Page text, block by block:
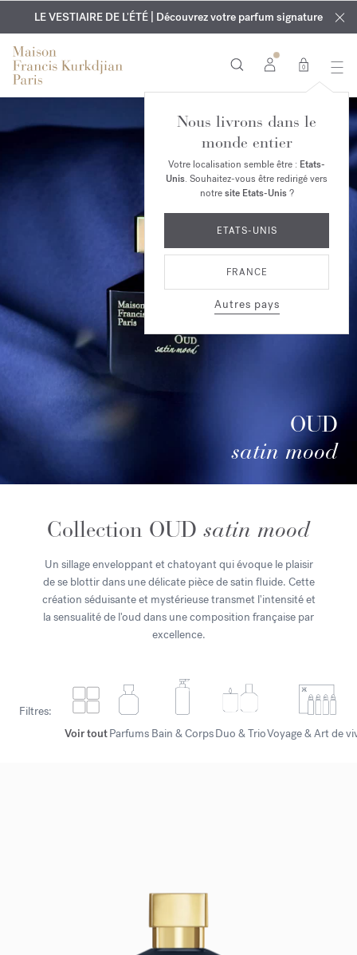
EXCLUSIF | Découvrez le nouveau parfum OUD
velvet mood
dans votre commande*
GRAVURE OFFERTE | Sur tous les parfums et huiles pour le
corps jusqu'au 9 août
LE VESTIAIRE DE L'ÉTÉ | Découvrez votre parfum signature
0
Nous livrons dans le
monde entier
Votre localisation semble être : Etats-
Unis. Souhaitez-vous être redirigé vers
notresite Etats-Unis?
ETATS-UNIS
FRANCE
Autres pays
OUD
satin mood
Collection OUD satin mood
Un sillage enveloppant et chatoyant qui évoque le plaisir
de se blottir dans une délicate pièce de satin fluide. Cette
création séduisante et mystérieuse transmet l'intensité et
la sensualité de l'oud dans une composition française par
excellence.
Filtres:
Voir toutParfums Bain & CorpsDuo & TrioVoyage & Art de